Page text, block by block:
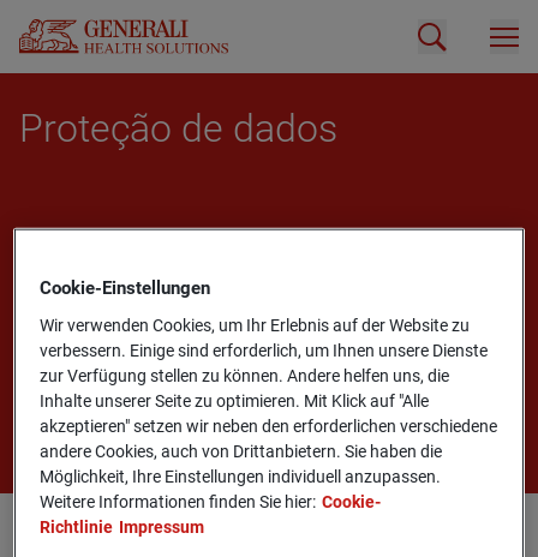
Pro­teção de dados
Pro­teção de dados
Cookie-­Einstellungen
Wir verwenden Cookies, um Ihr Erlebnis auf der Website zu
verbessern. Einige sind erforderlich, um Ihnen unsere Dienste
zur Verfügung stellen zu können. Andere helfen uns, die
Inhalte unserer Seite zu optimieren. Mit Klick auf "Alle
akzeptieren" setzen wir neben den erforderlichen verschiedene
andere Cookies, auch von Drittanbietern. Sie haben die
Möglichkeit, Ihre Einstellungen individuell anzupassen.
Weitere Informationen finden Sie hier: Cookie-
Richtlinie Impressum